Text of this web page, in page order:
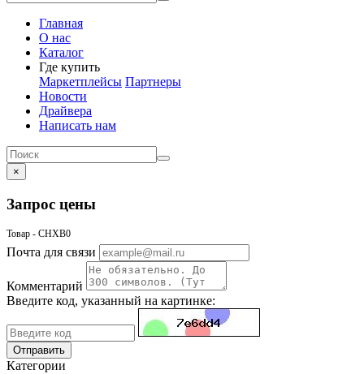
Главная
О нас
Каталог
Где купить
Маркетплейсы Партнеры
Новости
Драйвера
Написать нам
×
Запрос цены
Товар - CHXB0
Почта для связи
Комментарий
Введите код, указанный на картинке:
Отправить
Категории